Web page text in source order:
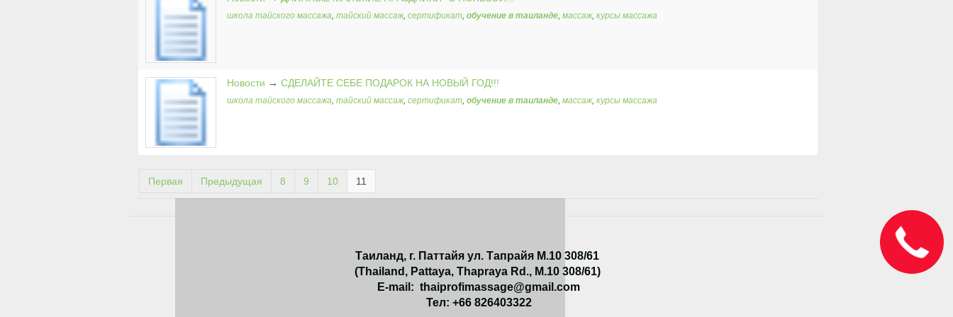
школа тайского массажа, тайский массаж, сертификат, обучение в таиланде, массаж, курсы массажа
Новости → СДЕЛАЙТЕ СЕБЕ ПОДАРОК НА НОВЫЙ ГОД!!!
школа тайского массажа, тайский массаж, сертификат, обучение в таиланде, массаж, курсы массажа
Первая Предыдущая 8 9 10 11
Таиланд, г. Паттайя ул. Тапрайя М.10 308/61
(Thailand, Pattaya, Thapraya Rd., M.10 308/61)
E-mail: thaiprofimassage@gmail.com
Тел: +66 826403322